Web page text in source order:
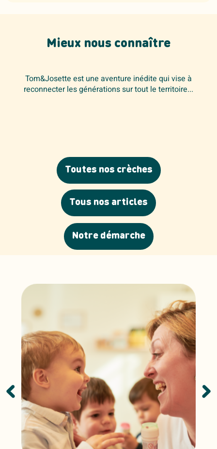
Mieux nous connaître
Tom&Josette est une aventure inédite qui vise à
reconnecter les générations sur tout le territoire...
Toutes nos crèches
Tous nos articles
Notre démarche